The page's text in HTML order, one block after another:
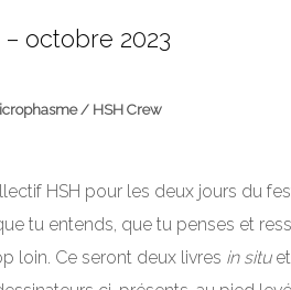
octobre 2023
/ HSH Crew
HSH pour les deux jours du
tu entends, que tu penses et
loin. Ce seront deux livres in situet